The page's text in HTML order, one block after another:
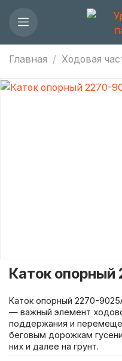
Главная Ходовая
Каток
Каток опорный 2270-
— важный элемент
поддержания и
беговым дорожкам
них и далее на грунт.